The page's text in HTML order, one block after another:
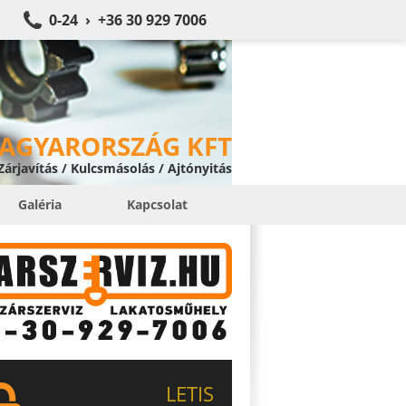
0-24 › +36 30 929 7006
KFT
/ Kulcsmásolás / Ajtónyitás
Galéria Kapcsolat
LETIS